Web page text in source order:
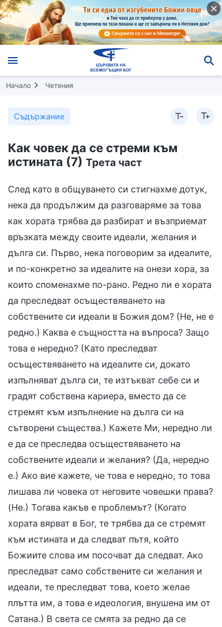
Начало Четения
Съдържание
Как човек да се стреми към
истината (7) Трета част
След като в общуването си стигнахме дотук,
нека да продължим да разговаряме за това
как хората трябва да разбират и възприемат
връзката между своите идеали, желания и
дълга си. Първо, нека поговорим за идеалите,
и по-конкретно за идеалите на онези хора, за
които споменахме по-рано. Редно ли е хората
да преследват осъществяването на
собствените си идеали в Божия дом? (Не, не е
редно.) Каква е същността на въпроса? Защо
това е нередно? (Като преследват
осъществяването на идеалите си, докато
изпълняват дълга си, те изтъкват себе си и
градят собствена кариера, вместо да се
стремят към изпълнение на дълга си на
сътворени същества.) Кажете Ми, нередно ли
е да се преследва осъществяването на
собствените идеали и желания? (Да, нередно
е.) Ако вие кажете, че това е нередно, то това
лишава ли човека от неговите човешки права?
(Не.) Тогава какъв е проблемът? (Когато
хората вярват в Бог, те трябва да се стремят
към истината и да следват пътя, който
Божиите слова им посочват да следват. Ако
преследват само собствените си желания и
идеали, те преследват това, което желае
плътта им, а това е идеология, внушена им от
Сатана.) В света се смята за редно да се